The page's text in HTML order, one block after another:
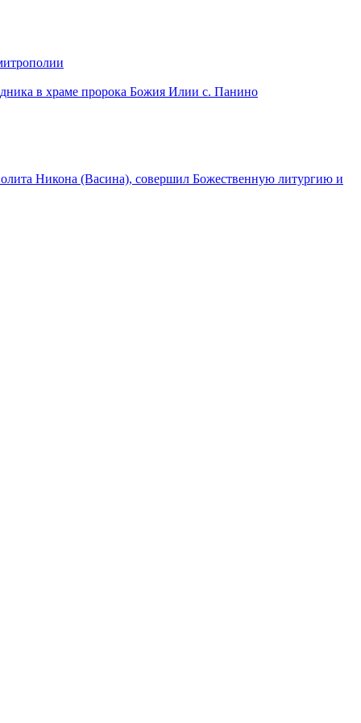
в храме пророка Божия Илии с. Панино
Никона (Васина), совершил Божественную литургию и